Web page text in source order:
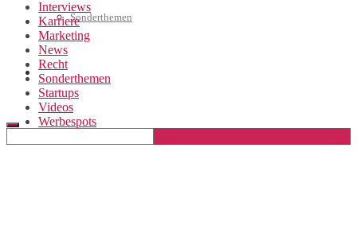
Sonderthemen
Geschäftskonto eröffnen
Interviews
Karriere
Marketing
News
Recht
Sonderthemen
Startups
Videos
Werbespots